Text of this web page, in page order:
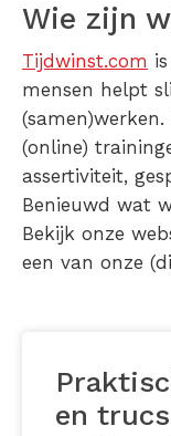
Wie zijn
Tijdwinst.com
mensen helpt
(online)
assertiviteit,
Benieuwd wat
Bekijk onze
een van onze
en trucs